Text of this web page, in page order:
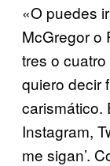
«O puedes
McGregor o
tres o
quiero decir
carismático.
Instagram,
me sigan’.